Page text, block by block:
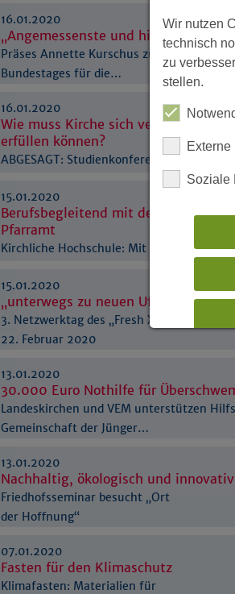
16.01.2020
„Angemessenste und hilfreichste
Präses Annette Kurschus zur
Bundestages für die…
16.01.2020
Wie muss Kirche sich verändern,
erfüllen können?
ABGESAGT: Studienkonferenz „Quo
15.01.2020
Berufsbegleitend mit dem „Master
Pfarramt
Kirchliche Hochschule: Mit neuem
15.01.2020
„unterwegs zu neuen Ufern…!“ -
3. Netzwerktag des „Fresh X in Westfalen“
22. Februar 2020
13.01.2020
30.000 Euro Nothilfe für
Landeskirchen und VEM unterstützen
Gemeinschaft der Jünger…
13.01.2020
Nachhaltig, ökologisch und innovativ
Friedhofsseminar besucht „Ort
der Hoffnung“
07.01.2020
Fasten für den Klimaschutz
Klimafasten: Materialien für
Wir nutzen
technisch
zu
stellen.
Externe
Soziale